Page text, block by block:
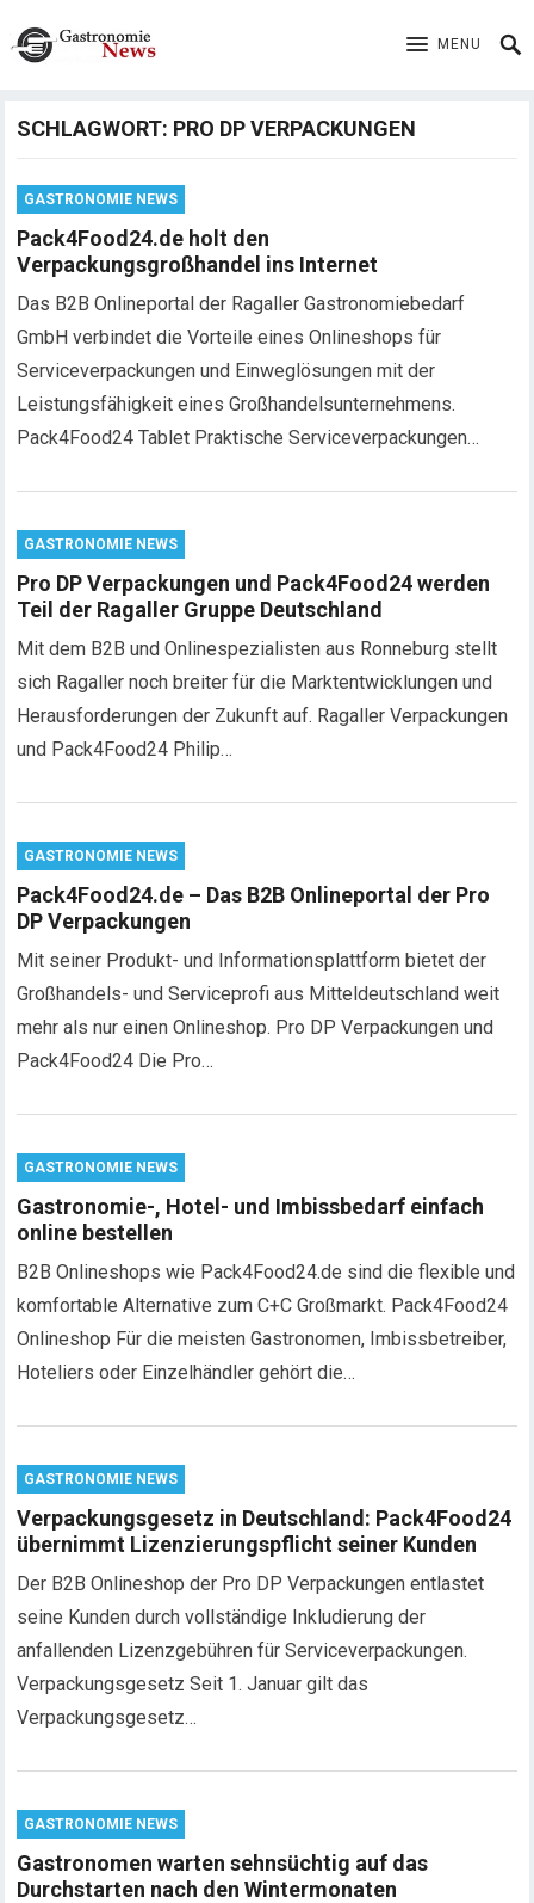
MENU
SCHLAGWORT: PRO DP VERPACKUNGEN
GASTRONOMIE NEWS
Pack4Food24.de holt den
Verpackungsgroßhandel ins Internet
Das B2B Onlineportal der Ragaller Gastronomiebedarf
GmbH verbindet die Vorteile eines Onlineshops für
Serviceverpackungen und Einweglösungen mit der
Leistungsfähigkeit eines Großhandelsunternehmens.
Pack4Food24 Tablet Praktische Serviceverpackungen…
GASTRONOMIE NEWS
Pro DP Verpackungen und Pack4Food24 werden
Teil der Ragaller Gruppe Deutschland
Mit dem B2B und Onlinespezialisten aus Ronneburg stellt
sich Ragaller noch breiter für die Marktentwicklungen und
Herausforderungen der Zukunft auf. Ragaller Verpackungen
und Pack4Food24 Philip…
GASTRONOMIE NEWS
Pack4Food24.de – Das B2B Onlineportal der Pro
DP Verpackungen
Mit seiner Produkt- und Informationsplattform bietet der
Großhandels- und Serviceprofi aus Mitteldeutschland weit
mehr als nur einen Onlineshop. Pro DP Verpackungen und
Pack4Food24 Die Pro…
GASTRONOMIE NEWS
Gastronomie-, Hotel- und Imbissbedarf einfach
online bestellen
B2B Onlineshops wie Pack4Food24.de sind die flexible und
komfortable Alternative zum C+C Großmarkt. Pack4Food24
Onlineshop Für die meisten Gastronomen, Imbissbetreiber,
Hoteliers oder Einzelhändler gehört die…
GASTRONOMIE NEWS
Verpackungsgesetz in Deutschland: Pack4Food24
übernimmt Lizenzierungspflicht seiner Kunden
Der B2B Onlineshop der Pro DP Verpackungen entlastet
seine Kunden durch vollständige Inkludierung der
anfallenden Lizenzgebühren für Serviceverpackungen.
Verpackungsgesetz Seit 1. Januar gilt das
Verpackungsgesetz…
GASTRONOMIE NEWS
Gastronomen warten sehnsüchtig auf das
Durchstarten nach den Wintermonaten